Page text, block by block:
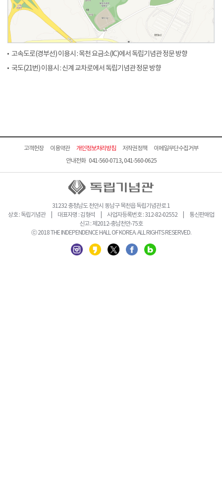
고속도로(경부선) 이용시 : 목천 요금소(IC)에서 독립기념관 정문 방향
국도(21번) 이용시 : 신계 교차로에서 독립기념관 정문 방향
고객헌장 이용약관 개인정보처리방침 저작권정책
이메일무단수집거부
안내전화 041-560-0713, 041-560-0625
31232 충청남도 천안시 동남구 목천읍 독립기념관로 1
상호 : 독립기념관 | 대표자명 : 김형석 | 사업자등록번호 : 312-82-02552 | 통신판매업
신고 : 제2012-충남천안-75호
ⓒ 2018 THE INDEPENDENCE HALL OF KOREA. ALL RIGHTS RESERVED.